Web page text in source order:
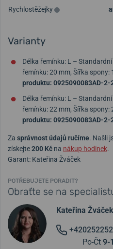
Rychlostěžejky
Varianty
Délka řemínku: L –
řemínku: 20 mm, Šířka spony:
produktu: 0925090083AD-2-
Délka řemínku: L –
řemínku: 22 mm, Šířka spony:
produktu: 0925090083AD-2-
Za správnost údajů ručíme. Našli
získejte200 Kč na nákup hodinek.
Garant: Kateřina Žváček
POTŘEBUJETE PORADIT?
Obraťte se na
Kateřina Žváček
Po-Čt 9-